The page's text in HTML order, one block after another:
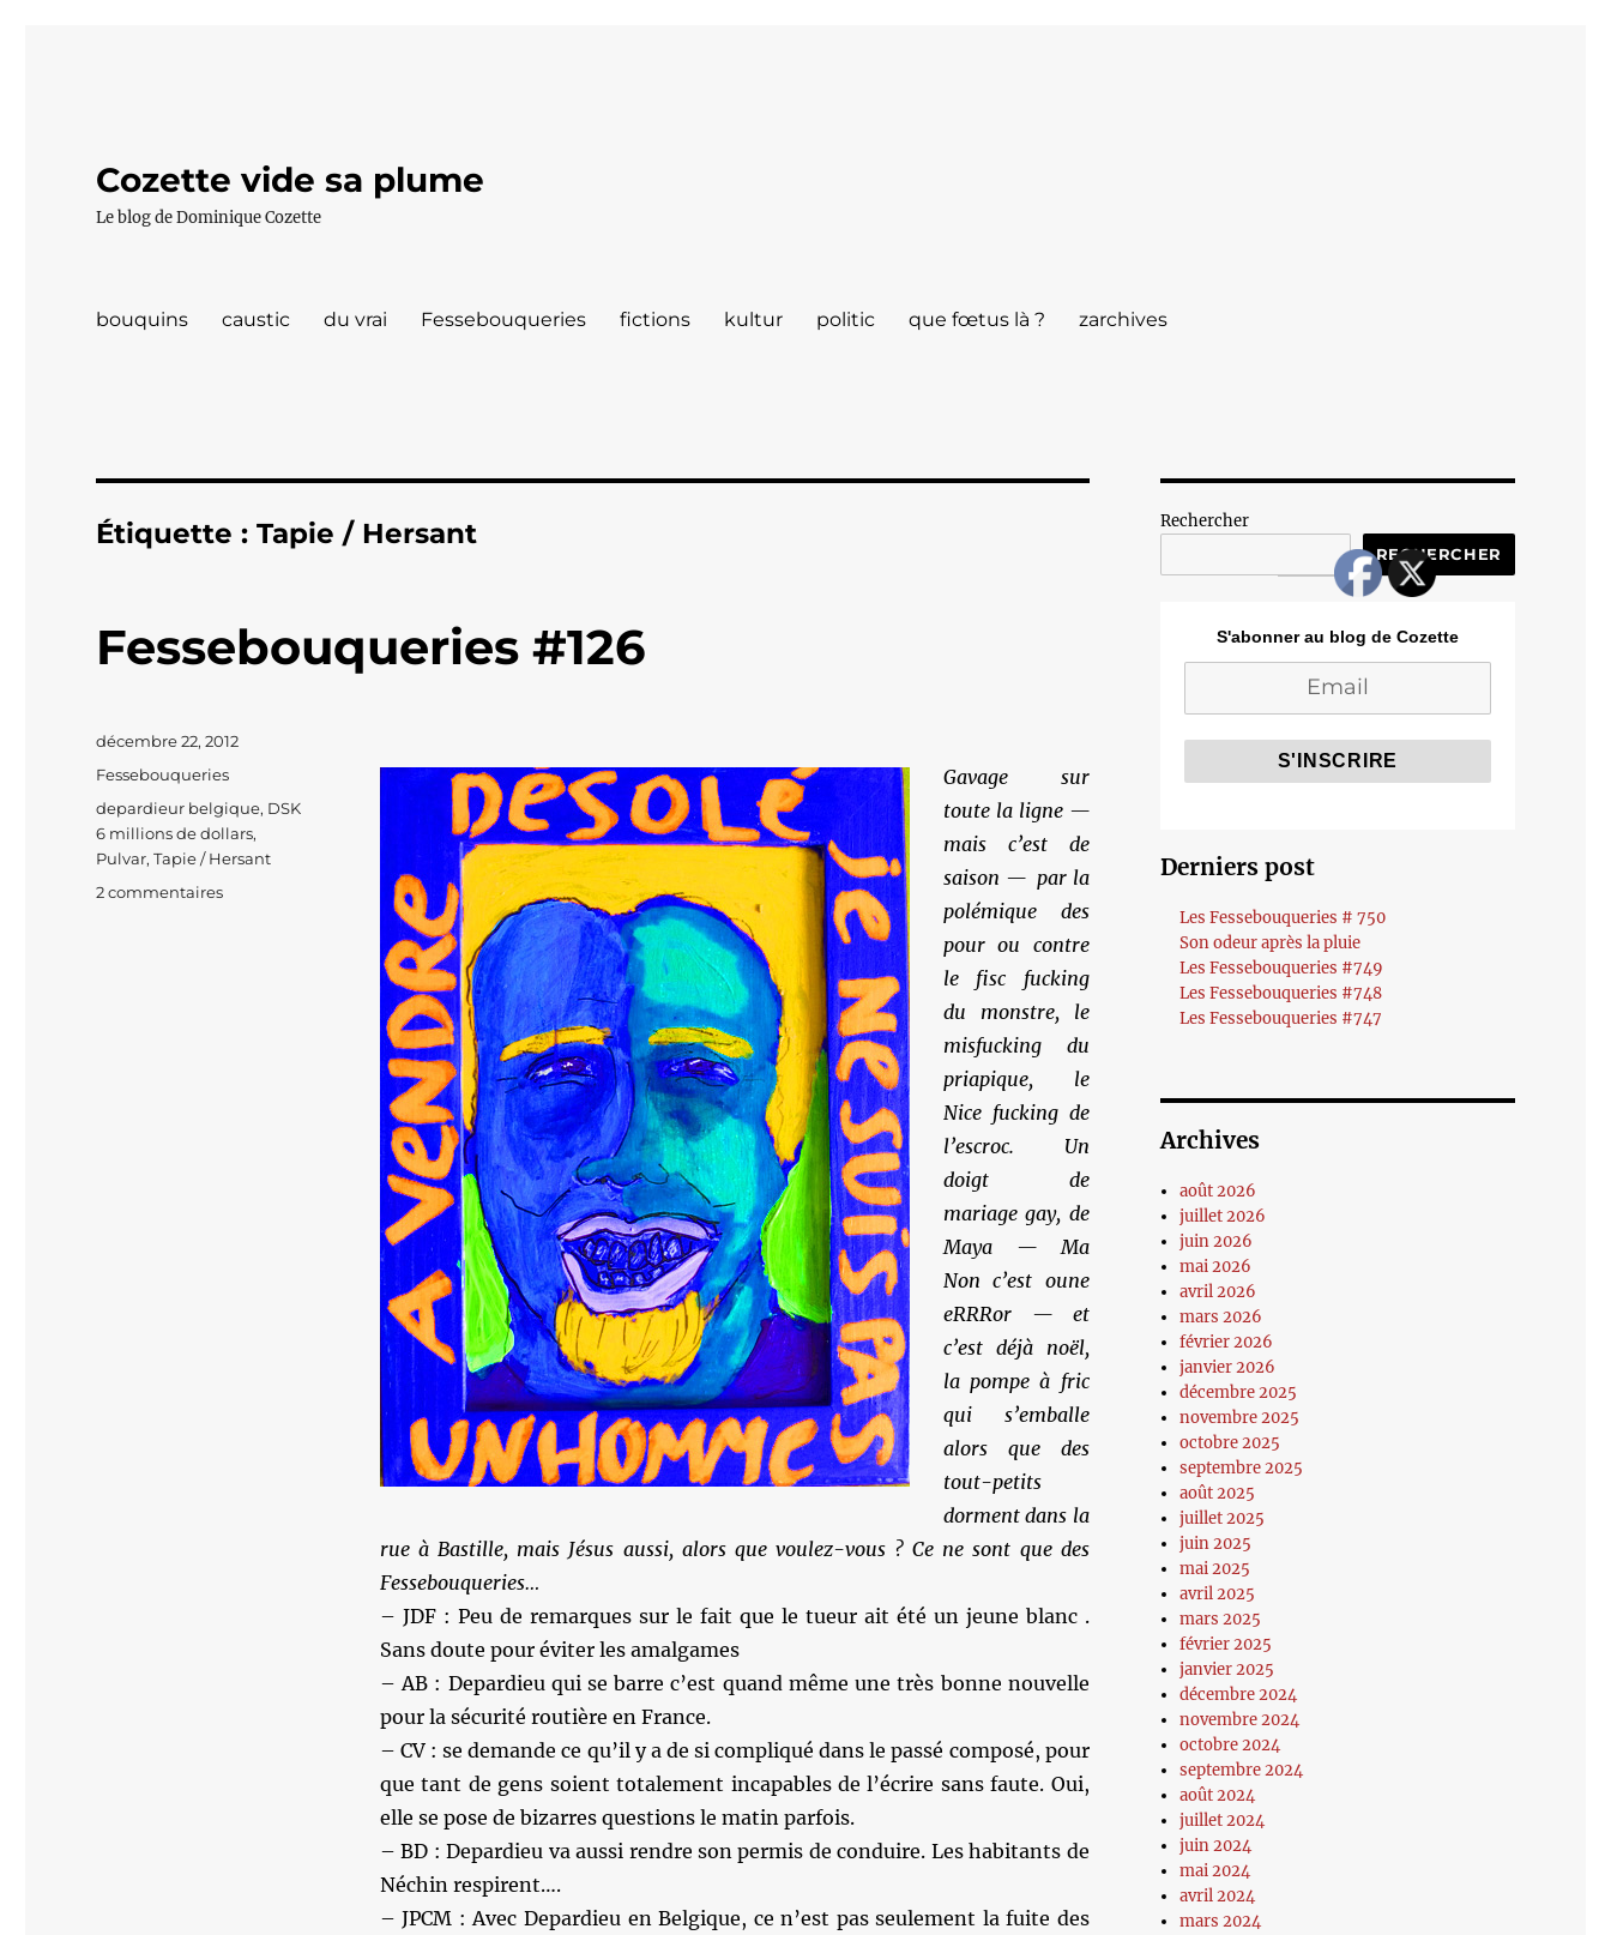
Cozette vide sa plume
Le blog de Dominique Cozette
bouquins caustic du vrai Fessebouqueries fictions kultur politic que fœtus là ? zarchives
Étiquette :Tapie / Hersant
Fessebouqueries #126
Gavage sur
toute la ligne —
mais c’est de
saison — par la
polémique des
pour ou contre
le fisc fucking
du monstre, le
misfucking du
priapique, le
Nice fucking de
l’escroc. Un
doigt de
mariage gay, de
Maya — Ma
Non c’est oune
eRRRor — et
c’est déjà noël,
la pompe à fric
qui s’emballe
alors que des
tout-petits
dorment dans la
rue à Bastille, mais Jésus aussi, alors que voulez-vous ? Ce ne sont que des
Fessebouqueries…
– JDF : Peu de remarques sur le fait que le tueur ait été un jeune blanc .
Sans doute pour éviter les amalgames
– AB : Depardieu qui se barre c’est quand même une très bonne nouvelle
pour la sécurité routière en France.
– CV : se demande ce qu’il y a de si compliqué dans le passé composé, pour
que tant de gens soient totalement incapables de l’écrire sans faute. Oui,
elle se pose de bizarres questions le matin parfois.
– BD : Depardieu va aussi rendre son permis de conduire. Les habitants de
Néchin respirent….
– JPCM : Avec Depardieu en Belgique, ce n’est pas seulement la fuite des
Publié
décembre 22, 2012
Catégories
Fessebouqueries
Étiquettes
depardieur belgique, DSK
6 millions de dollars,
Pulvar,Tapie / Hersant
2 commentairessur
Rechercher
RECHERCHER
S'abonner au blog de Cozette
Derniers post
Les Fessebouqueries # 750
Son odeur après la pluie
Les Fessebouqueries #749
Les Fessebouqueries #748
Les Fessebouqueries #747
Archives
août 2026
juillet 2026
juin 2026
mai 2026
avril 2026
mars 2026
février 2026
janvier 2026
décembre 2025
novembre 2025
octobre 2025
septembre 2025
août 2025
juillet 2025
juin 2025
mai 2025
avril 2025
mars 2025
février 2025
janvier 2025
décembre 2024
novembre 2024
octobre 2024
septembre 2024
août 2024
juillet 2024
juin 2024
mai 2024
avril 2024
mars 2024